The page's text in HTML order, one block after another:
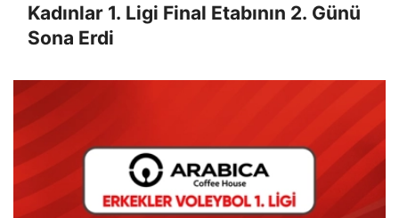
Kadınlar 1. Ligi Final Etabının 2. Günü
Sona Erdi